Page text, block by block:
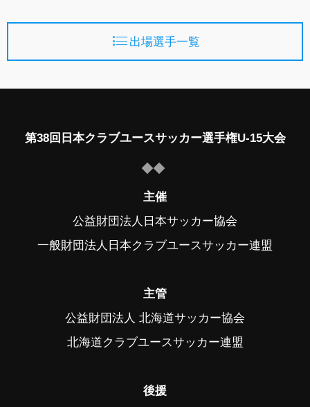
出場選手一覧
第38回日本クラブユースサッカー選手権U-15大会
主催
公益財団法人日本サッカー協会
一般財団法人日本クラブユースサッカー連盟
主管
公益財団法人 北海道サッカー協会
北海道クラブユースサッカー連盟
後援